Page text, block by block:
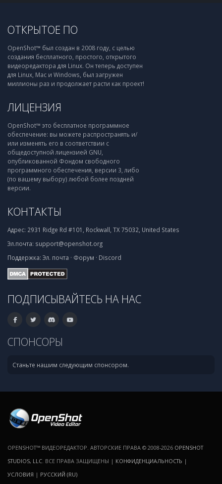
ОТКРЫТОЕ ПО
OpenShot™ был создан в 2008 году, с целью
создания бесплатного, простого, открытого
видеоредактора для Linux. Он теперь доступен
для Linux, Mac и Windows, был загружен
миллионы раз и продолжает расти как проект!
ЛИЦЕНЗИЯ
OpenShot™ это бесплатное программное
обеспечение: вы можете распространять и/
или изменять его в соответствии с
общедоступной лицензией GNU,
опубликованной Фондом свободного
программного обеспечения, версии 3, либо
(по вашему выбору) любой более поздней
версии.
КОНТАКТЫ
Адрес: 2931 Ridge Rd #101, Rockwall, TX 75032, United States
Эл.почта: support@openshot.org
Поддержка: Эл. почта · Форум · Discord
ПОДПИСЫВАЙТЕСЬ НА НАС
СПОНСОРЫ
Станьте нашим следующим спонсором.
OPENSHOT™ ВИДЕОРЕДАКТОР. АВТОРСКИЕ ПРАВА © 2008-2026 OPENSHOT
STUDIOS, LLC . ВСЕ ПРАВА ЗАЩИЩЕНЫ | КОНФИДЕНЦИАЛЬНОСТЬ |
УСЛОВИЯ | РУССКИЙ (RU)